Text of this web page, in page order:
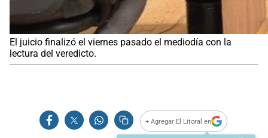
El juicio finalizó el viernes pasado el mediodía con la
lectura del veredicto.
+ Agregar El Litoral en